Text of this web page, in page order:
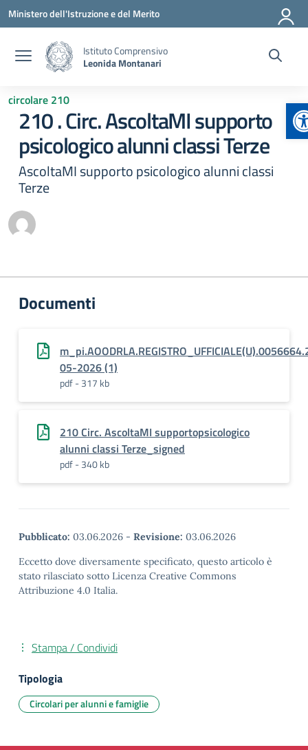
Vai ai contenuti
Vai al menu di navigazione
Vai al footer
Ministero dell'Istruzione e del Merito
Istituto Comprensivo
Leonida Montanari
circolare 210
210 . Circ. AscoltaMI supporto
psicologico alunni classi Terze
AscoltaMI supporto psicologico alunni classi
Terze
Documenti
05-2026 (1)
pdf - 317 kb
210 Circ. AscoltaMI supportopsicologico
alunni classi Terze_signed
pdf - 340 kb
Pubblicato: 03.06.2026 - Revisione: 03.06.2026
Eccetto dove diversamente specificato, questo articolo è
stato rilasciato sotto Licenza Creative Commons
Attribuzione 4.0 Italia.
Stampa / Condividi
Tipologia
Circolari per alunni e famiglie